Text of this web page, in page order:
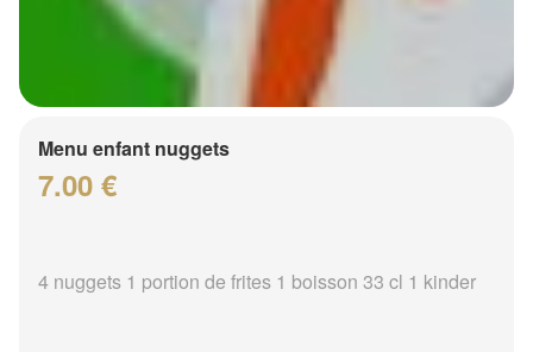
Menu enfant nuggets
7.00 €
4 nuggets 1 portion de frites 1 boisson 33 cl 1 kinder